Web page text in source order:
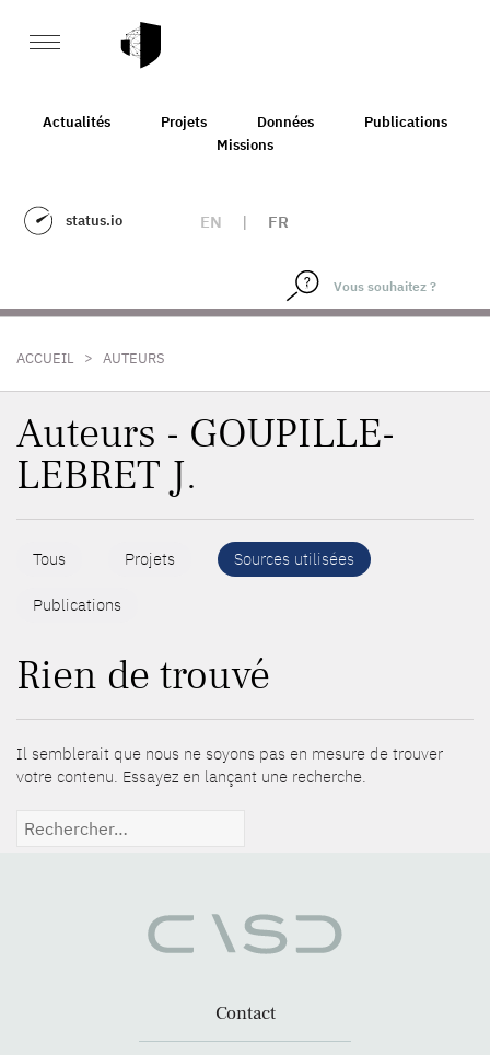
Actualités Projets Données
Publications
Missions
status.io EN | FR
ACCUEIL > AUTEURS
Auteurs - GOUPILLE-
LEBRET J.
Tous Projets Sources utilisées
Publications
Rien de trouvé
Il semblerait que nous ne soyons pas en mesure de trouver
votre contenu. Essayez en lançant une recherche.
Rechercher :
Contact